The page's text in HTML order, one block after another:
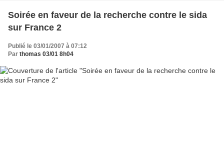
Soirée en faveur de la recherche contre le sida
sur France 2
Publié le 03/01/2007 à 07:12
Par thomas 03/01 8h04